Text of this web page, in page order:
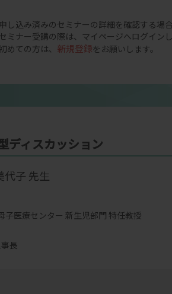
申し込み済みのセミナーの詳細を確認する場
セミナー受講の際は、マイページへログイン
初めての方は、 新規登録をお願いします。
ディスカッション
代子 先生
医療センター 新生児部門 特任教授
長